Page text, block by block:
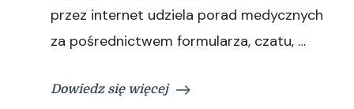
przez internet udziela porad medycznych
za pośrednictwem formularza, czatu, …
Dowiedz się więcej